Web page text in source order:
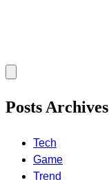
Posts Archives
Tech
Game
Trend